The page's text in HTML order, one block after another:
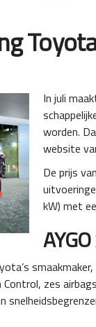
In juli
worden.
website
De prijs
kW) met
zes